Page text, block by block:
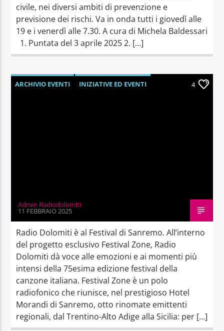
civile, nei diversi ambiti di prevenzione e
previsione dei rischi. Va in onda tutti i giovedì alle
19 e i venerdì alle 7.30. A cura di Michela Baldessari
1. Puntata del 3 aprile 2025 2. […]
ARCHIVIO EVENTI INIZIATIVE ED EVENTI 4
Admin Radiodolomiti
11 FEBBRAIO 2025
Radio Dolomiti è al Festival di Sanremo. All’interno
del progetto esclusivo Festival Zone, Radio
Dolomiti dà voce alle emozioni e ai momenti più
intensi della 75esima edizione festival della
canzone italiana. Festival Zone è un polo
radiofonico che riunisce, nel prestigioso Hotel
Morandi di Sanremo, otto rinomate emittenti
regionali, dal Trentino-Alto Adige alla Sicilia: per […]